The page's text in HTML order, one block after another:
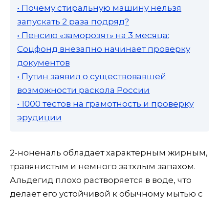
• Почему стиральную машину нельзя
запускать 2 раза подряд?
• Пенсию «заморозят» на 3 месяца:
Соцфонд внезапно начинает проверку
документов
• Путин заявил о существовавшей
возможности раскола России
• 1000 тестов на грамотность и проверку
эрудиции
2-ноненаль обладает характерным жирным,
травянистым и немного затхлым запахом.
Альдегид плохо растворяется в воде, что
делает его устойчивой к обычному мытью с